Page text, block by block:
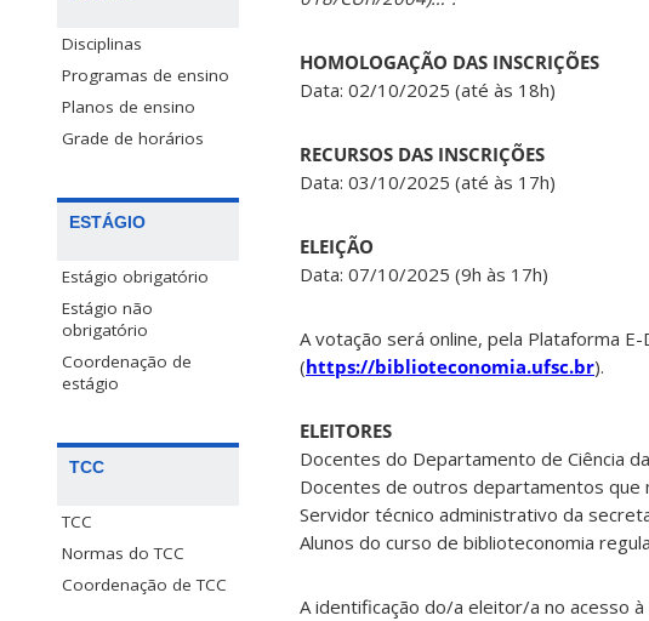
Disciplinas
Programas de ensino
Planos de ensino
Grade de horários
ESTÁGIO
Estágio obrigatório
Estágio não
obrigatório
Coordenação de
estágio
TCC
TCC
Normas do TCC
Coordenação de TCC
HOMOLOGAÇÃO DAS INSCRIÇÕES
Data: 02/10/2025 (até às 18h)
RECURSOS DAS INSCRIÇÕES
Data: 03/10/2025 (até às 17h)
ELEIÇÃO
Data: 07/10/2025 (9h às 17h)
A votação será online, pela Plataforma
(https://biblioteconomia.ufsc.br).
ELEITORES
Docentes do Departamento de Ciência
Docentes de outros departamentos que
Servidor técnico administrativo da
Alunos do curso de biblioteconomia
A identificação do/a eleitor/a no acesso